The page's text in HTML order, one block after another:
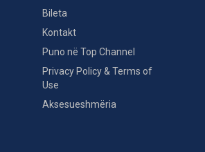
Bileta
Kontakt
Puno në Top Channel
Privacy Policy & Terms of
Use
Aksesueshmëria